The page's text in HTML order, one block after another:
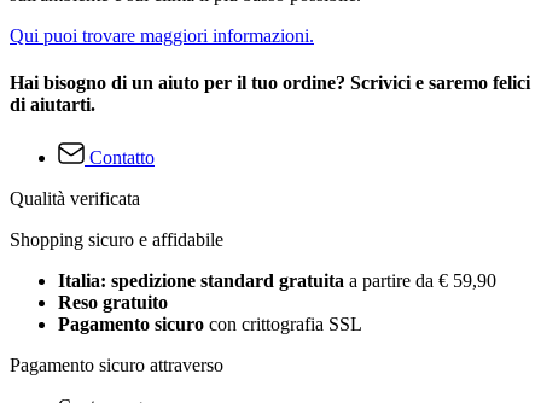
Qui puoi trovare maggiori informazioni.
Hai bisogno di un aiuto per il tuo ordine? Scrivici e saremo felici
di aiutarti.
Contatto
Qualità verificata
Shopping sicuro e affidabile
Italia: spedizione standard gratuita a partire da € 59,90
Reso gratuito
Pagamento sicuro con crittografia SSL
Pagamento sicuro attraverso